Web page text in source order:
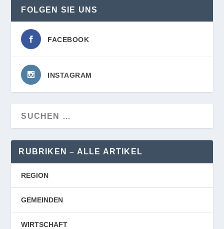
FOLGEN SIE UNS
FACEBOOK
INSTAGRAM
RUBRIKEN – ALLE ARTIKEL
REGION
GEMEINDEN
WIRTSCHAFT